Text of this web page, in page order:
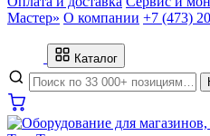
Мастер» О компании +7 (473)
Каталог